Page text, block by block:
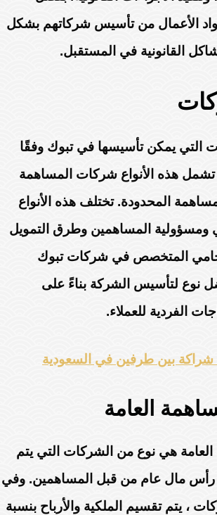
الأعمال من تأسيس شركاتهم بشكل
القانونية في المستقبل.
التي يمكن تأسيسها في تبوك وفقًا
تشمل هذه الأنواع شركات المساهمة
المحدودة. تختلف هذه الأنواع
ومسؤولية المساهمين وطرق التمويل
المتخصص في شركات تبوك
نوع لتأسيس الشركة بناءً على
الفردية للعملاء.
بين طرفين في السعودية
العامة
هي نوع من الشركات التي يتم
رأس مال عام من قبل المساهمين. وفي
، يتم تقسيم الملكية والأرباح بنسبة